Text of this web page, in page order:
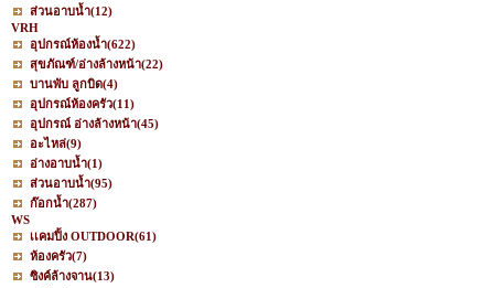
ส่วนอาบน้ำ(12)
VRH
อุปกรณ์ห้องน้ำ(622)
สุขภัณฑ์/อ่างล้างหน้า(22)
บานพับ ลูกบิด(4)
อุปกรณ์ห้องครัว(11)
อุปกรณ์ อ่างล้างหน้า(45)
อะไหล่(9)
อ่างอาบน้ำ(1)
ส่วนอาบน้ำ(95)
ก๊อกน้ำ(287)
WS
เเคมปิ้ง OUTDOOR(61)
ห้องครัว(7)
ซิงค์ล้างจาน(13)